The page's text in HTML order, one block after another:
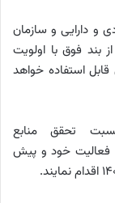
و دارایی و سازمان
بند فوق با اولویت
استفاده خواهد
تحقق منابع
فعالیت خود و پیش